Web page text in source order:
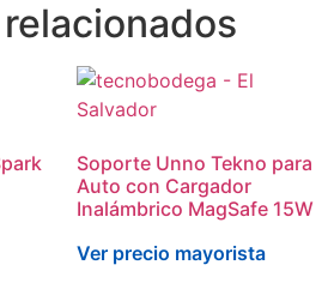
Soporte Unno Tekno para
Auto con Cargador
Inalámbrico MagSafe 15W
Ver precio mayorista